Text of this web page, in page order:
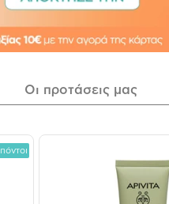
Οι προτάσεις μας
πόντοι